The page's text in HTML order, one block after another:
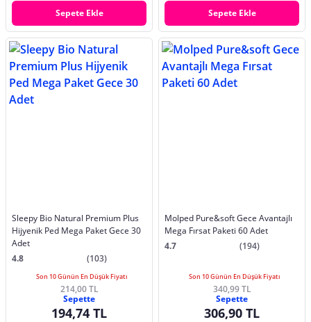
Sepete Ekle Sepete Ekle
Sleepy Bio Natural Premium Plus
Hijyenik Ped Mega Paket Gece 30
Adet
4.8
(103)
Son 10 Günün En Düşük Fiyatı
214,00 TL
Sepette
194,74 TL
Molped Pure&soft Gece Avantajlı
Mega Fırsat Paketi 60 Adet
4.7
(194)
Son 10 Günün En Düşük Fiyatı
340,99 TL
Sepette
306,90 TL